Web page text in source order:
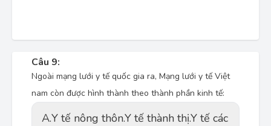
Câu 9:
Ngoài mạng lưới y tế quốc gia ra, Mạng lưới y tế Việt
nam còn được hình thành theo thành phần kinh tế:
A.Y tế nông thôn.Y tế thành thị.Y tế các